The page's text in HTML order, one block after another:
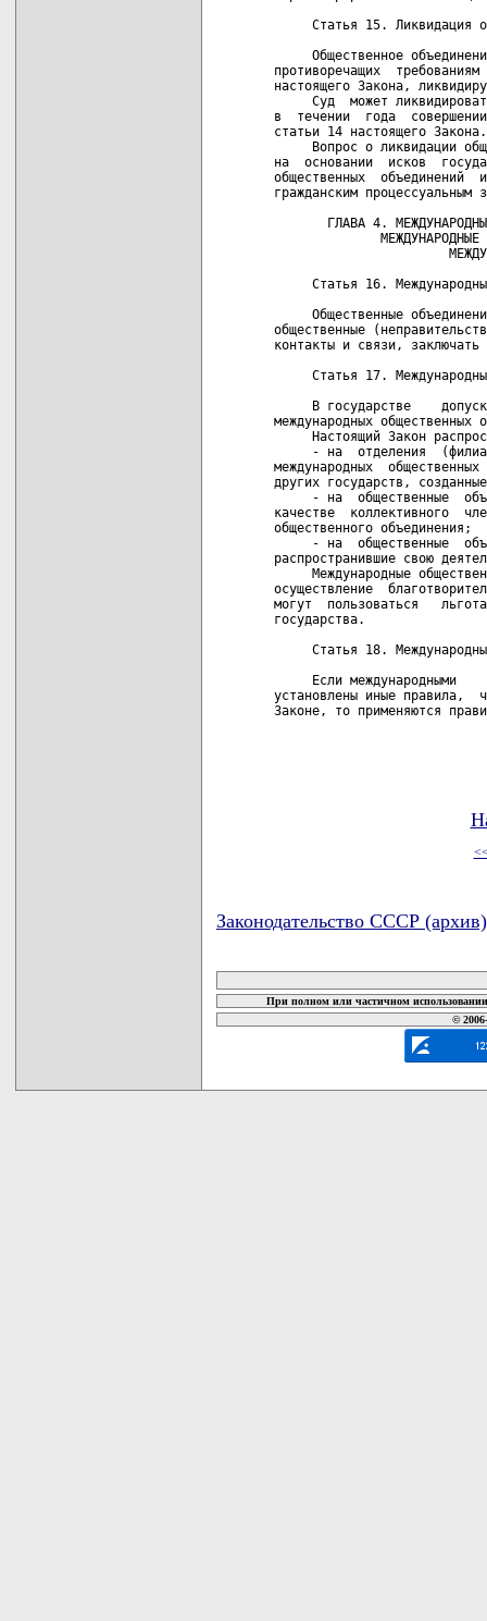
Законодательство СССР (архив)
При полном или частичном
©